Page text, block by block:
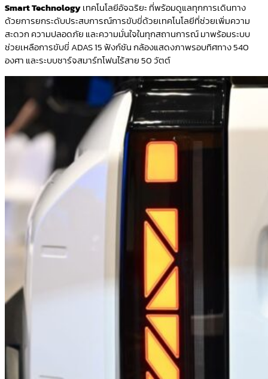
Smart Technologyเทคโนโลยีอัจฉริยะ ที่พร้อมดูแลทุกการเดินทาง
ด้วยการยกระดับประสบการณ์การขับขี่ด้วยเทคโนโลยีที่ช่วยเพิ่มความ
สะดวก ความปลอดภัย และความมั่นใจในทุกสถานการณ์ มาพร้อมระบบ
ช่วยเหลือการขับขี่ ADAS 15 ฟังก์ชัน กล้องแสดงภาพรอบทิศทาง 540
องศา และระบบชาร์จสมาร์ทโฟนไร้สาย 50 วัตต์